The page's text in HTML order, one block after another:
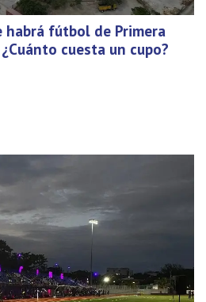
habrá fútbol de Primera
cuesta un cupo?